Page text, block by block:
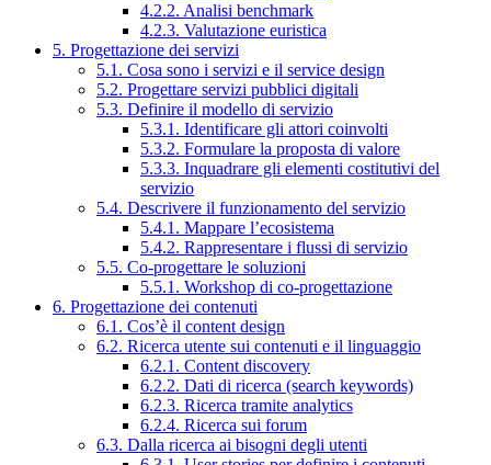
4.2.2. Analisi benchmark
4.2.3. Valutazione euristica
5. Progettazione dei servizi
5.1. Cosa sono i servizi e il service design
5.2. Progettare servizi pubblici digitali
5.3. Definire il modello di servizio
5.3.1. Identificare gli attori coinvolti
5.3.2. Formulare la proposta di valore
5.3.3. Inquadrare gli elementi costitutivi del
servizio
5.4. Descrivere il funzionamento del servizio
5.4.1. Mappare l’ecosistema
5.4.2. Rappresentare i flussi di servizio
5.5. Co-progettare le soluzioni
5.5.1. Workshop di co-progettazione
6. Progettazione dei contenuti
6.1. Cos’è il content design
6.2. Ricerca utente sui contenuti e il linguaggio
6.2.1. Content discovery
6.2.2. Dati di ricerca (search keywords)
6.2.3. Ricerca tramite analytics
6.2.4. Ricerca sui forum
6.3. Dalla ricerca ai bisogni degli utenti